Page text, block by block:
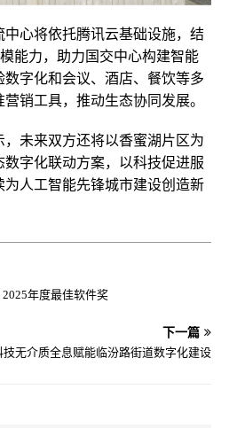
心将依托腾讯云基础设施，结
能力，助力国交中心构建智能
字化和会议、酒店、餐饮等多
销工具，推动生态协同发展。
未来双方还将以香蜜湖片区为
字化联动方案，以科技促进服
人工智能先锋城市建设创造新
年度最佳软件奖
下一篇
技无介质全息赋能临汾路街道数字化建设